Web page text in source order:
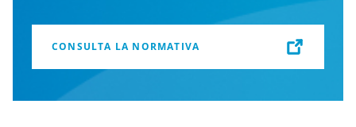
CONSULTA LA NORMATIVA